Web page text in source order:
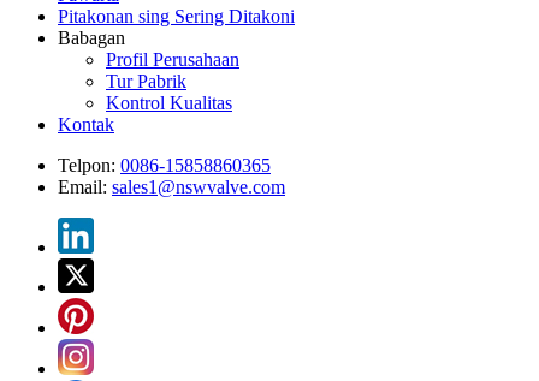
Pitakonan sing Sering Ditakoni
Babagan
Profil Perusahaan
Tur Pabrik
Kontrol Kualitas
Kontak
Telpon: 0086-15858860365
Email: sales1@nswvalve.com